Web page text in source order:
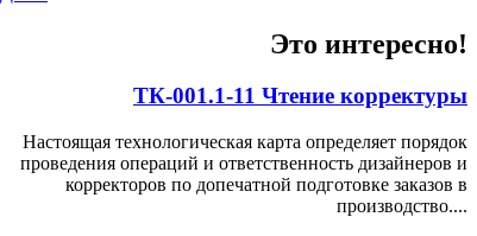
Это интересно!
ТК-001.1-11 Чтение корректуры
Настоящая технологическая карта определяет порядок
проведения операций и ответственность дизайнеров и
корректоров по допечатной подготовке заказов в
производство....